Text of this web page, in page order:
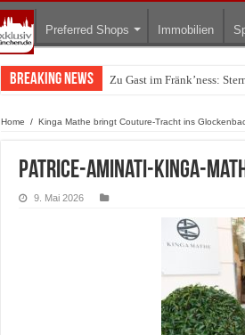
Preferred Shops Immobilien
Breaking News Zu Gast im Fränk’ness:
Warum München gerade
Home / Kinga Mathe bringt Couture-Tracht ins
Patrice-Aminati-Kinga-
9. Mai 2026